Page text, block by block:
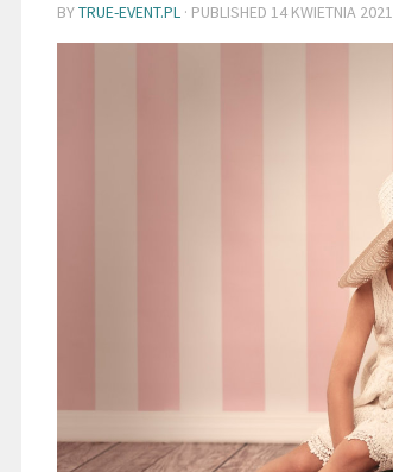
BYTRUE-EVENT.PL · PUBLISHED 14 KWIETNIA 2021